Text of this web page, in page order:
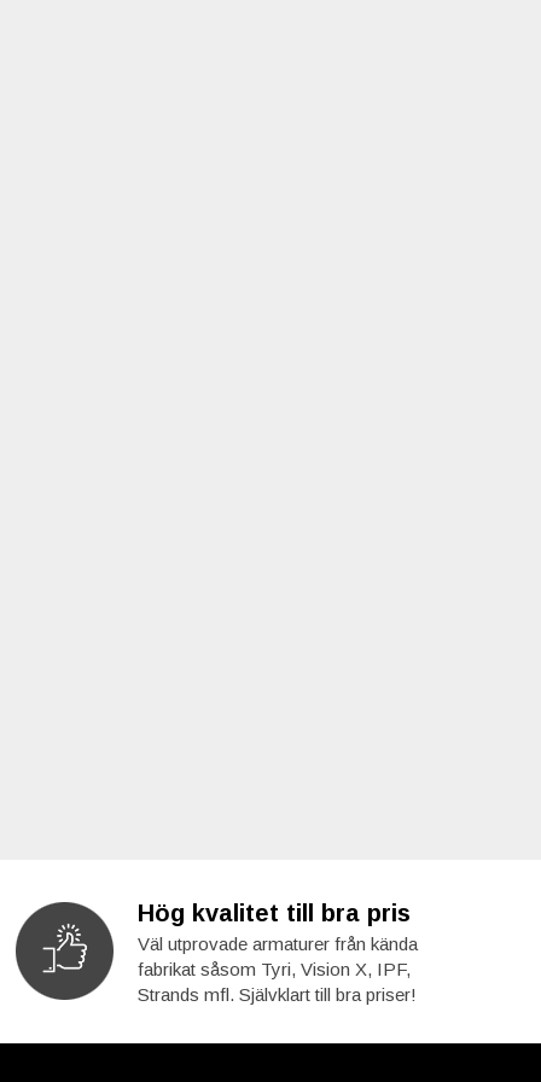
Hög kvalitet till bra pris
Väl utprovade armaturer från kända
fabrikat såsom Tyri, Vision X, IPF,
Strands mfl. Självklart till bra priser!